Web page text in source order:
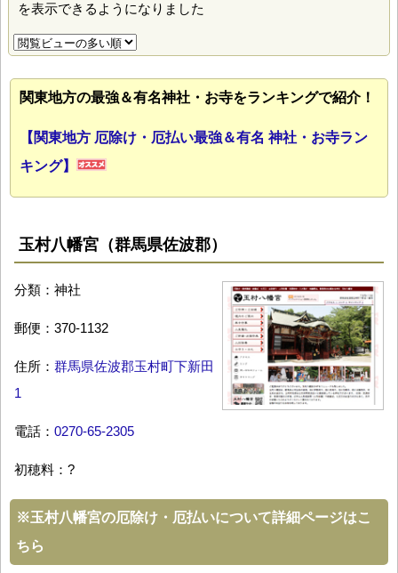
を表示できるようになりました
関東地方の最強＆有名神社・お寺をランキングで紹介！
【関東地方 厄除け・厄払い最強＆有名 神社・お寺ラン
キング】
玉村八幡宮（群馬県佐波郡）
分類：神社
郵便：370-1132
住所： 群馬県佐波郡玉村町下新田
1
電話： 0270-65-2305
初穂料：?
※玉村八幡宮の厄除け・厄払いについて詳細ページはこ
ちら